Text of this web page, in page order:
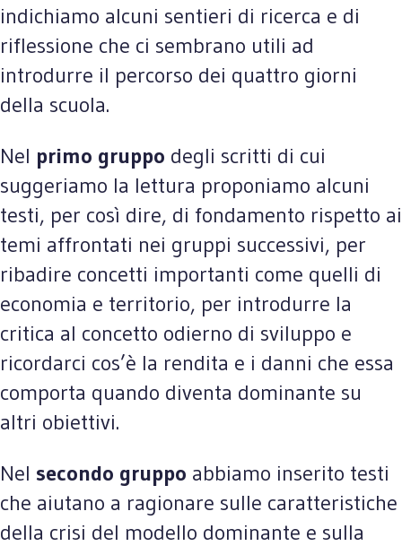
indichiamo alcuni sentieri di ricerca e di
riflessione che ci sembrano utili ad
introdurre il percorso dei quattro giorni
della scuola.
Nel primo gruppo degli scritti di cui
suggeriamo la lettura proponiamo alcuni
testi, per così dire, di fondamento rispetto ai
temi affrontati nei gruppi successivi, per
ribadire concetti importanti come quelli di
economia e territorio, per introdurre la
critica al concetto odierno di sviluppo e
ricordarci cos’è la rendita e i danni che essa
comporta quando diventa dominante su
altri obiettivi.
Nel secondo gruppo abbiamo inserito testi
che aiutano a ragionare sulle caratteristiche
della crisi del modello dominante e sulla